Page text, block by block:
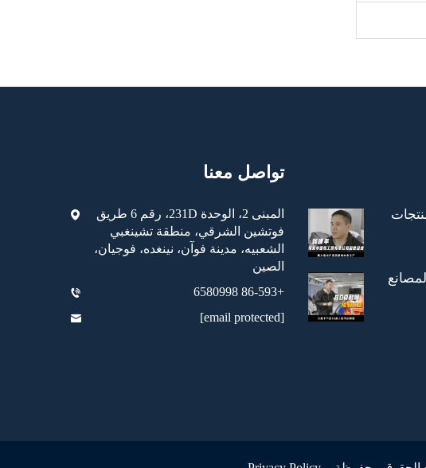
تواصل معنا
المبنى 2، الوحدة 231D، رقم 6 طريق
فوتشين الشرقي، منطقة تشينغبي
الشعبيه، مدينة فوآن، نينغده، فوجيان،
الصين
+86-593 6580998
[email protected]